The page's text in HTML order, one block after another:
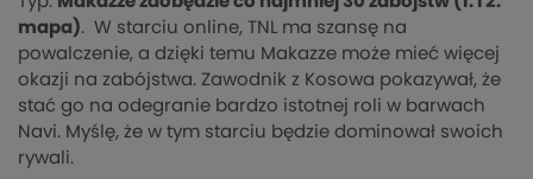
mapa). W starciu online, TNL ma szansę na
powalczenie, a dzięki temu Makazze może mieć więcej
okazji na zabójstwa. Zawodnik z Kosowa pokazywał, że
stać go na odegranie bardzo istotnej roli w barwach
Navi. Myślę, że w tym starciu będzie dominował swoich
rywali.